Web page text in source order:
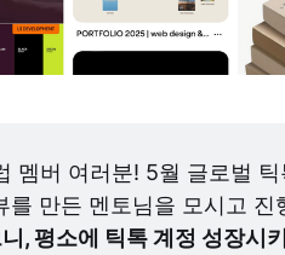
멤버 여러분! 5월 글로벌
만든 멘토님을 모시고 진
, 평소에 틱톡 계정 성장시